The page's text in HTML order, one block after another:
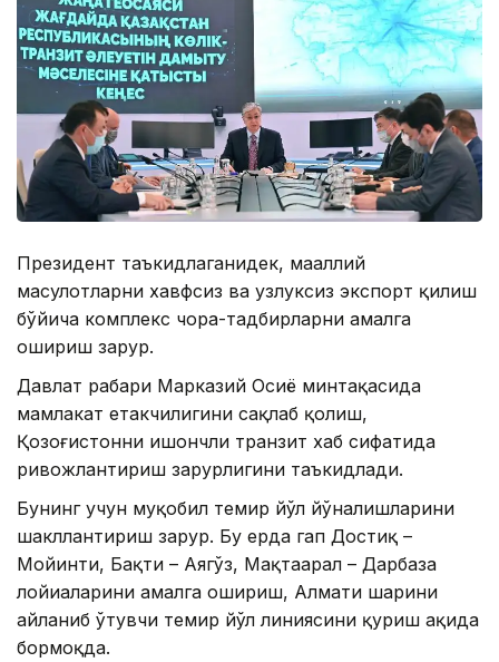
Президент таъкидлаганидек, маҳаллий
маҳсулотларни хавфсиз ва узлуксиз экспорт қилиш
бўйича комплекс чора-тадбирларни амалга
ошириш зарур.
Давлат раҳбари Марказий Осиё минтақасида
мамлакат етакчилигини сақлаб қолиш,
Қозоғистонни ишончли транзит хаб сифатида
ривожлантириш зарурлигини таъкидлади.
Бунинг учун муқобил темир йўл йўналишларини
шакллантириш зарур. Бу ерда гап Достиқ –
Мойинти, Бақти – Аягўз, Мақтаарал – Дарбаза
лойиҳаларини амалга ошириш, Алмати шаҳрини
айланиб ўтувчи темир йўл линиясини қуриш ҳақида
бормоқда.